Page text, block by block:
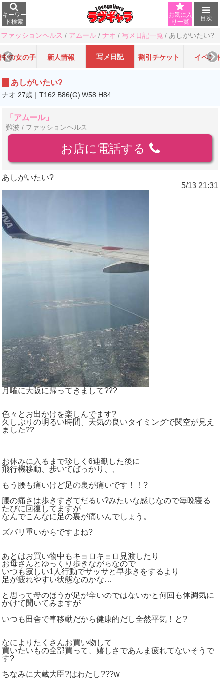
キーワー
ド検索
目次
お気に入
り一覧
ファッションヘルス / アムール / ナオ / 写メ日記一覧 / あしがいたい?
中の女の子 新人情報 写メ日記 割引チケット イベン
あしがいたい?
ナオ 27歳｜T162 B86(G) W58 H84
「アムール」
難波 / ファッションヘルス
お店に電話する
あしがいたい?
5/13 21:31
月曜に大阪に帰ってきまして???
色々とお出かけを楽しんでます?
久しぶりの明るい時間、天気の良いタイミングで関空が見え
ました??
お休みに入るまで珍しく6連勤した後に
飛行機移動、歩いてばっかり、、
もう腰も痛いけど足の裏が痛いです！！?
腰の痛さは歩きすぎてだるい?みたいな感じなので毎晩寝る
たびに回復してますが
なんでこんなに足の裏が痛いんでしょう。
ズバリ重いからですよね?
あとはお買い物中もキョロキョロ見渡したり
お母さんとゆっくり歩きながらなので
いつも寂しい1人行動でサッサと早歩きをするより
足が疲れやすい状態なのかな…
と思って母のほうが足が辛いのではないかと何回も体調気に
かけて聞いてみますが
いつも田舎で車移動だから健康的だし全然平気！と?
なによりたくさんお買い物して
買いたいもの全部買って、嬉しさであんま疲れてないそうで
す?
ちなみに大蔵大臣?はわたし???w